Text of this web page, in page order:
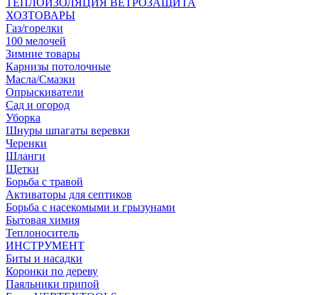
ТЕПЛОИЗОЛЯЦИЯ ВЕТРОЗАЩИТА
ХОЗТОВАРЫ
Газ/горелки
100 мелочей
Зимние товары
Карнизы потолочные
Масла/Смазки
Опрыскиватели
Сад и огород
Уборка
Шнуры шпагаты веревки
Черенки
Шланги
Щетки
Борьба с травой
Активаторы для септиков
Борьба с насекомыми и грызунами
Бытовая химия
Теплоноситель
ИНСТРУМЕНТ
Биты и насадки
Коронки по дереву
Паяльники припой